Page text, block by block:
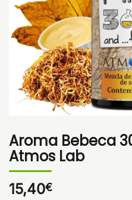
Aroma Bebeca
Atmos Lab
15,40€